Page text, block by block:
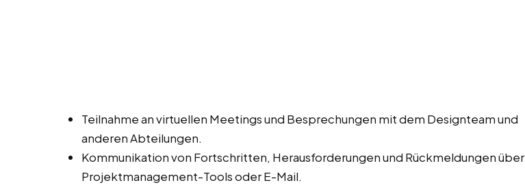
Teilnahme an virtuellen Meetings und Besprechungen mit dem Designteam und
anderen Abteilungen.
Kommunikation von Fortschritten, Herausforderungen und Rückmeldungen über
Projektmanagement-Tools oder E-Mail.